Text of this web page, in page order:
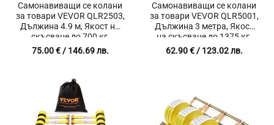
Самонавиващи се колани
за товари VEVOR QLR2503,
Дължина 4.9 м, Якост на
скъсване до 700 кг,
Комплект от 4 броя
75.00€/ 146.69 лв.
Самонавиващи се колани
за товари VEVOR QLR5001,
Дължина 3 метра, Якост
на скъсване до 1375 кг,
Комплект от 2 броя
62.90€/ 123.02 лв.